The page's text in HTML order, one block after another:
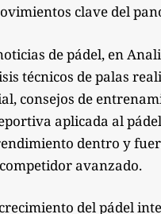
clave del
de pádel, en
técnicos de palas
consejos de
aplicada al
dentro y
avanzado.
del pádel